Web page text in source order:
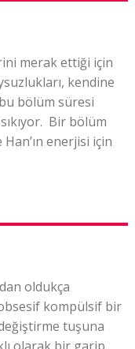
merak ettiği için
kendine
bölüm süresi
Bir bölüm
enerjisi için
oldukça
kompülsif bir
tuşuna